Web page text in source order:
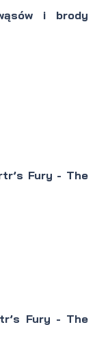
i brody
Fury - The
Fury - The